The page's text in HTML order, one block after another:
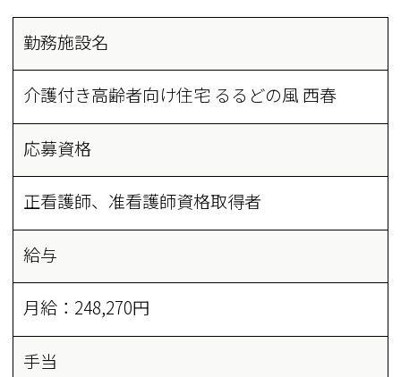
勤務施設名
介護付き高齢者向け住宅 るるどの風 西春
応募資格
正看護師、准看護師資格取得者
給与
月給：248,270円
手当